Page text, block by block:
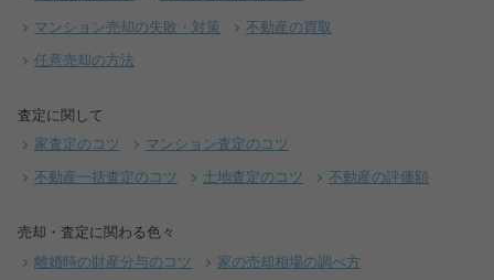
マンション売却の失敗・対策 不動産の買取
任意売却の方法
査定に関して
家査定のコツ マンション査定のコツ
不動産一括査定のコツ 土地査定のコツ 不動産の評価額
売却・査定に関わる色々
離婚時の財産分与のコツ 家の売却相場の調べ方